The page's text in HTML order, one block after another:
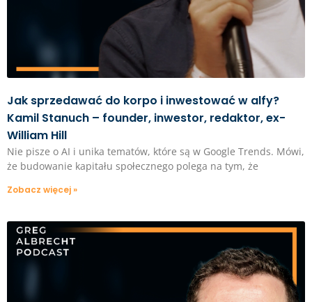
Jak sprzedawać do korpo i inwestować w alfy?
Kamil Stanuch – founder, inwestor, redaktor, ex-
William Hill
Nie pisze o AI i unika tematów, które są w Google Trends. Mówi,
że budowanie kapitału społecznego polega na tym, że
Zobacz więcej »